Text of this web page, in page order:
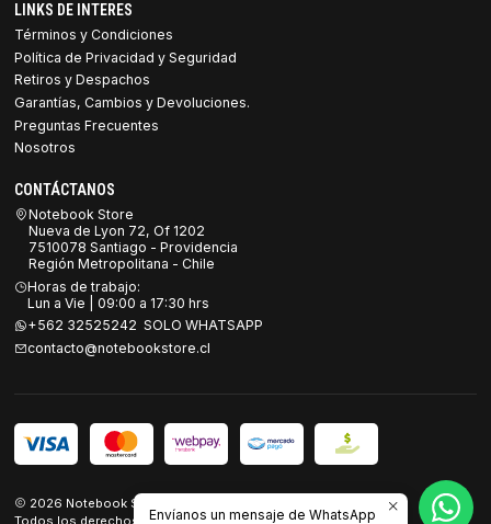
LINKS DE INTERES
Términos y Condiciones
Política de Privacidad y Seguridad
Retiros y Despachos
Garantías, Cambios y Devoluciones.
Preguntas Frecuentes
Nosotros
CONTÁCTANOS
Notebook Store
Nueva de Lyon 72, Of 1202
7510078 Santiago - Providencia
Región Metropolitana - Chile
Horas de trabajo:
Lun a Vie | 09:00 a 17:30 hrs
+562 32525242 SOLO WHATSAPP
contacto@notebookstore.cl
2026 Notebook Store.
Todos los derechos reservados.Desarrollado por Jumpseller
Envíanos un mensaje de WhatsApp